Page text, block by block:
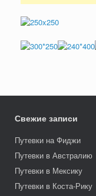
Свежие записи
Путевки на Фиджи
Путевки в Австралию
Путевки в Мексику
Путевки в Коста-Рику